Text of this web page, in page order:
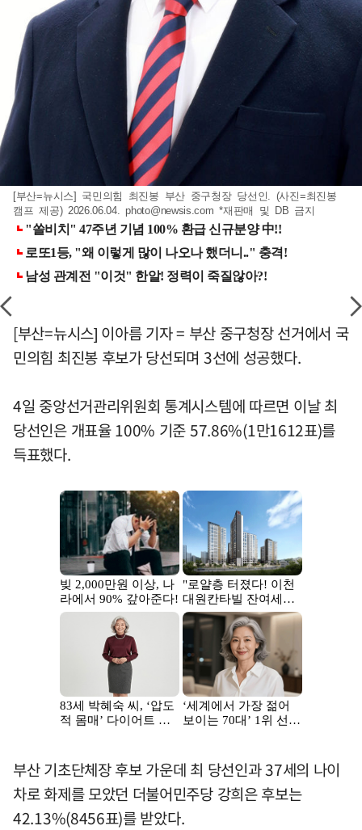
[부산=뉴시스] 국민의힘 최진봉 부산 중구청장 당선인. (사진=최진봉
캠프 제공) 2026.06.04.photo@newsis.com *재판매 및 DB 금지
[부산=뉴시스] 이아름 기자 = 부산 중구청장 선거에서 국
민의힘 최진봉 후보가 당선되며 3선에 성공했다.
4일 중앙선거관리위원회 통계시스템에 따르면 이날 최
당선인은 개표율 100% 기준 57.86%(1만1612표)를
득표했다.
부산 기초단체장 후보 가운데 최 당선인과 37세의 나이
차로 화제를 모았던 더불어민주당 강희은 후보는
42.13%(8456표)를 받았다.